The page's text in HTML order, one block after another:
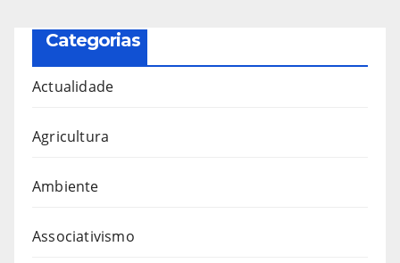
Categorias
Actualidade
Agricultura
Ambiente
Associativismo